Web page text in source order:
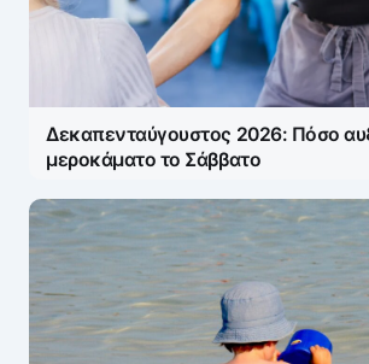
Δεκαπενταύγουστος 2026: Πόσο
μεροκάματο το Σάββατο